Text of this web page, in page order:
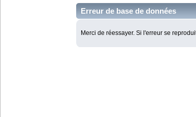
Erreur de base de données
Merci de réessayer. Si l'erreur se